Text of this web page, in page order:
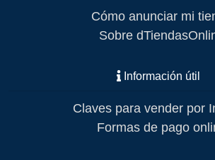
Cómo anunciar mi
Sobre
Información útil
Claves para vender por
Formas de pago